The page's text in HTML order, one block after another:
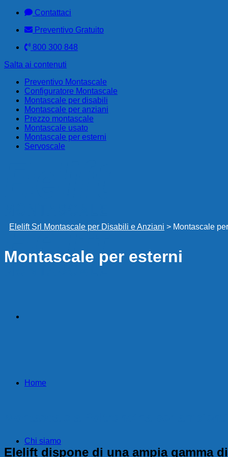
Contattaci
Preventivo Gratuito
800 300 848
Salta ai contenuti
Preventivo Montascale
Configuratore Montascale
Montascale per disabili
Montascale per anziani
Prezzo montascale
Montascale usato
Montascale per esterni
Servoscale
Home
Chi siamo
Elelift Srl Montascale per Disabili e Anziani > Montascale
Montascale per esterni
Elelift dispone di una ampia gamma